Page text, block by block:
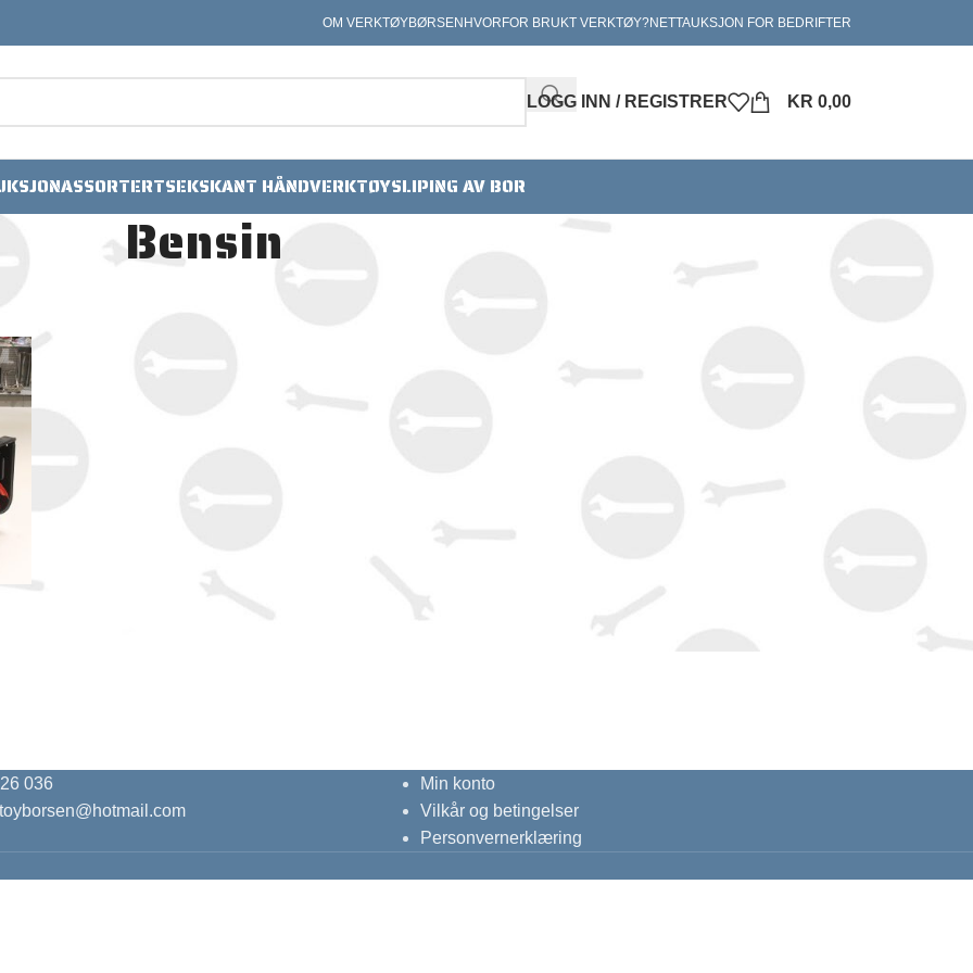
OM VERKTØYBØRSEN HVORFOR BRUKT VERKTØY?NETTAUKSJON FOR BEDRIFTER
LOGG INN / REGISTRER KR 0,00
ASSORTERTSEKSKANT HÅNDVERKTØYSLIPING AV BOR
Bensin
036
Min konto
Vilkår og betingelser
Personvernerklæring